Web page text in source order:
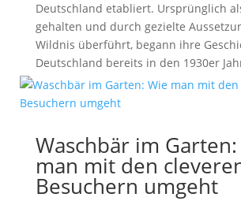
Deutschland etabliert. Ursprünglich
gehalten und durch gezielte
Wildnis überführt, begann ihre
Deutschland bereits in den 1930er
Waschbär im
man mit den
Besuchern umgeht